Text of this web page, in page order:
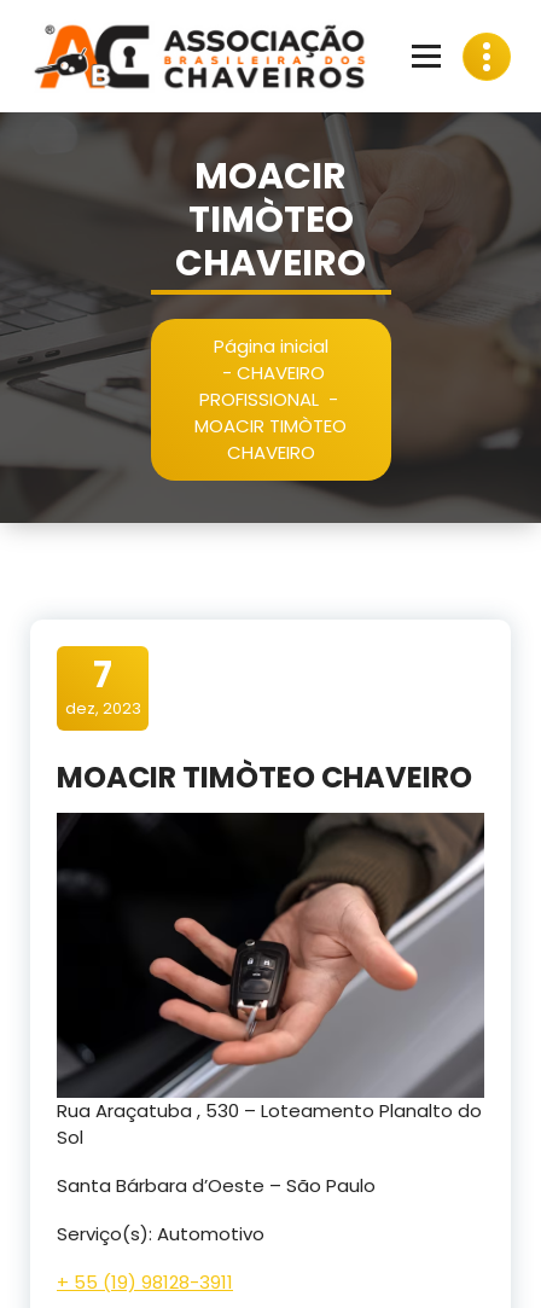
conteúdo
MOACIR
TIMÒTEO
CHAVEIRO
Página inicial
- CHAVEIRO
PROFISSIONAL-
MOACIR TIMÒTEO
CHAVEIRO
7
dez, 2023
MOACIR TIMÒTEO CHAVEIRO
Rua Araçatuba , 530 – Loteamento Planalto do
Sol
Santa Bárbara d’Oeste – São Paulo
Serviço(s): Automotivo
+ 55 (19) 98128-3911